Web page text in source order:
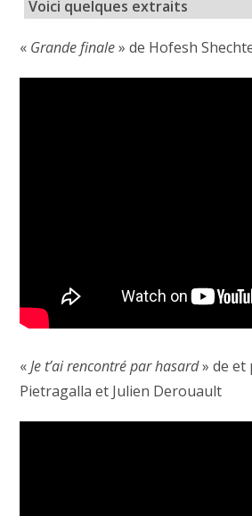
Voici quelques extraits
« Grande finale» de Hofesh
«Je t’ai rencontré par hasard» de et
Pietragalla et Julien Derouault